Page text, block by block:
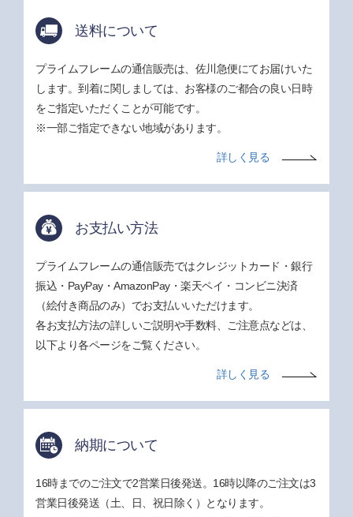
送料について
プライムフレームの通信販売は、佐川急便にてお届けいた
します。到着に関しましては、お客様のご都合の良い日時
をご指定いただくことが可能です。
※一部ご指定できない地域があります。
詳しく見る
お支払い方法
プライムフレームの通信販売ではクレジットカード・銀行
振込・PayPay・AmazonPay・楽天ペイ・コンビニ決済
（絵付き商品のみ）でお支払いいただけます。
各お支払方法の詳しいご説明や手数料、ご注意点などは、
以下より各ページをご覧ください。
詳しく見る
納期について
16時までのご注文で2営業日後発送。16時以降のご注文は3
営業日後発送（土、日、祝日除く）となります。